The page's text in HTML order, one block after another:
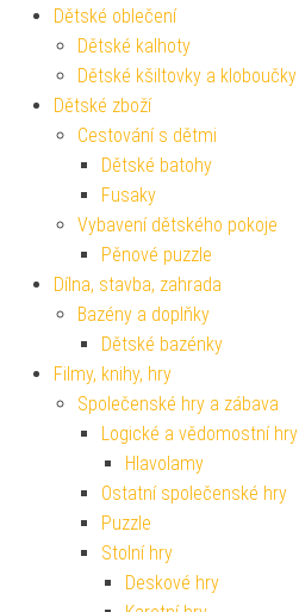
Dětské oblečení
Dětské kalhoty
Dětské kšiltovky a kloboučky
Dětské zboží
Cestování s dětmi
Dětské batohy
Fusaky
Vybavení dětského pokoje
Pěnové puzzle
Dílna, stavba, zahrada
Bazény a doplňky
Dětské bazénky
Filmy, knihy, hry
Společenské hry a zábava
Logické a vědomostní hry
Hlavolamy
Ostatní společenské hry
Puzzle
Stolní hry
Deskové hry